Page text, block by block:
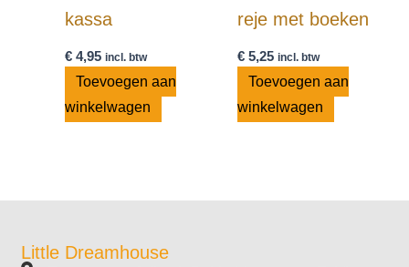
kassa
€ 4,95 incl. btw
Toevoegen aan
winkelwagen
reje met boeken
€5,25 incl. btw
Toevoegen aan
winkelwagen
Little Dreamhouse